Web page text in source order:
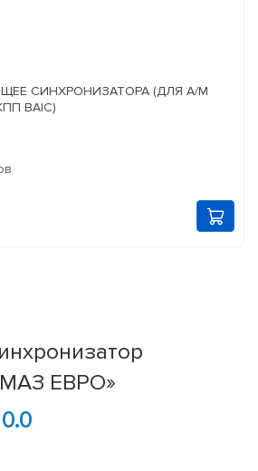
СИНХРОНИЗАТОРА (ДЛЯ А/М
BAIC)
ЕВРО»
0.0